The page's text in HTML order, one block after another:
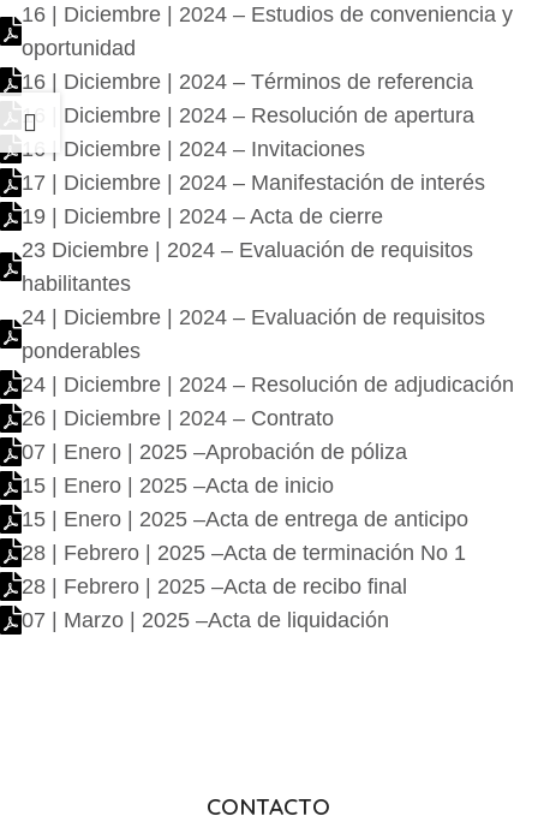
16 | Diciembre | 2024 – Estudios de conveniencia y
oportunidad
16 | Diciembre | 2024 – Términos de referencia
16 | Diciembre | 2024 – Resolución de apertura
16 | Diciembre | 2024 – Invitaciones
17 | Diciembre | 2024 – Manifestación de interés
19 | Diciembre | 2024 – Acta de cierre
23 Diciembre | 2024 – Evaluación de requisitos
habilitantes
24 | Diciembre | 2024 – Evaluación de requisitos
ponderables
24 | Diciembre | 2024 – Resolución de adjudicación
26 | Diciembre | 2024 – Contrato
07 | Enero | 2025 –Aprobación de póliza
15 | Enero | 2025 –Acta de inicio
15 | Enero | 2025 –Acta de entrega de anticipo
28 | Febrero | 2025 –Acta de terminación No 1
28 | Febrero | 2025 –Acta de recibo final
07 | Marzo | 2025 –Acta de liquidación
CONTACTO